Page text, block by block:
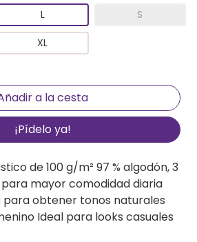
L S
XL
¡Pídelo ya!
de 100 g/m² 97 % algodón, 3
para mayor comodidad diaria
para obtener tonos naturales
Ideal para looks casuales